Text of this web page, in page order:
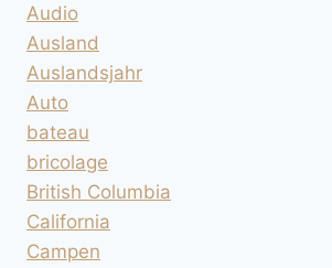
Audio
Ausland
Auslandsjahr
Auto
bateau
bricolage
British Columbia
California
Campen